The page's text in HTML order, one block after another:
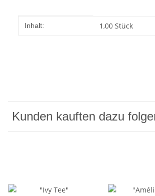
Produkteigenschaft
Wert
Inhalt: 1,00 Stück
Kunden kauften dazu